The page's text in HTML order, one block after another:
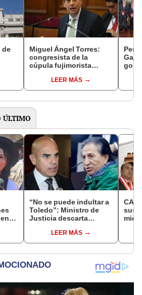
de
Miguel Ángel Torres:
congresista de la
cúpula fujimorista
del SenadoLEER MÁS
ÚLTIMO
“No se puede indultar a
Toledo”: Ministro de
Justicia descarta
exmandatario
LEER MÁS
CAL